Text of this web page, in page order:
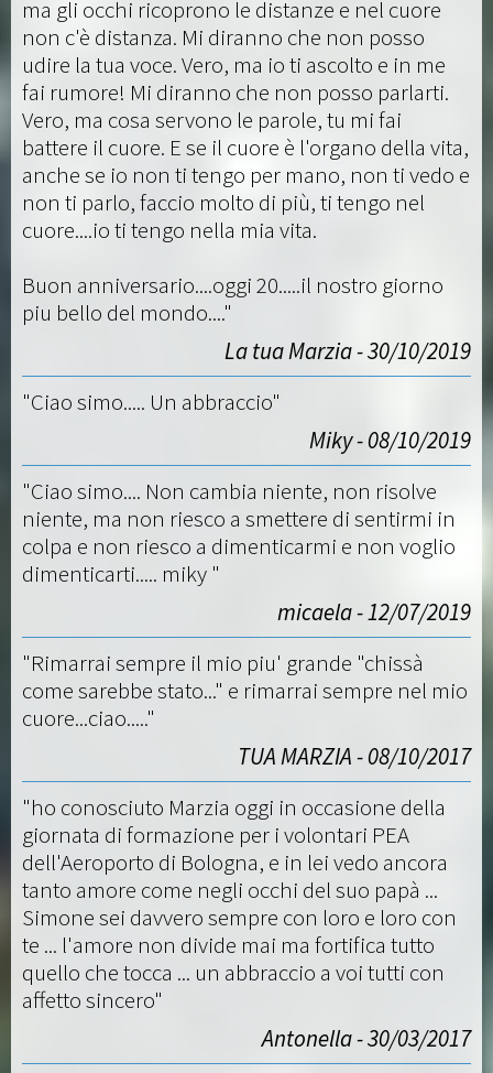
ma gli occhi ricoprono le distanze e nel cuore
non c'è distanza. Mi diranno che non posso
udire la tua voce. Vero, ma io ti ascolto e in me
fai rumore! Mi diranno che non posso parlarti.
Vero, ma cosa servono le parole, tu mi fai
battere il cuore. E se il cuore è l'organo della vita,
anche se io non ti tengo per mano, non ti vedo e
non ti parlo, faccio molto di più, ti tengo nel
cuore....io ti tengo nella mia vita.
Buon anniversario....oggi 20.....il nostro giorno
piu bello del mondo...."
La tua Marzia - 30/10/2019
"Ciao simo..... Un abbraccio"
Miky - 08/10/2019
"Ciao simo.... Non cambia niente, non risolve
niente, ma non riesco a smettere di sentirmi in
colpa e non riesco a dimenticarmi e non voglio
dimenticarti..... miky "
micaela - 12/07/2019
"Rimarrai sempre il mio piu' grande "chissà
come sarebbe stato..." e rimarrai sempre nel mio
cuore...ciao....."
TUA MARZIA - 08/10/2017
"ho conosciuto Marzia oggi in occasione della
giornata di formazione per i volontari PEA
dell'Aeroporto di Bologna, e in lei vedo ancora
tanto amore come negli occhi del suo papà ...
Simone sei davvero sempre con loro e loro con
te ... l'amore non divide mai ma fortifica tutto
quello che tocca ... un abbraccio a voi tutti con
affetto sincero"
Antonella - 30/03/2017